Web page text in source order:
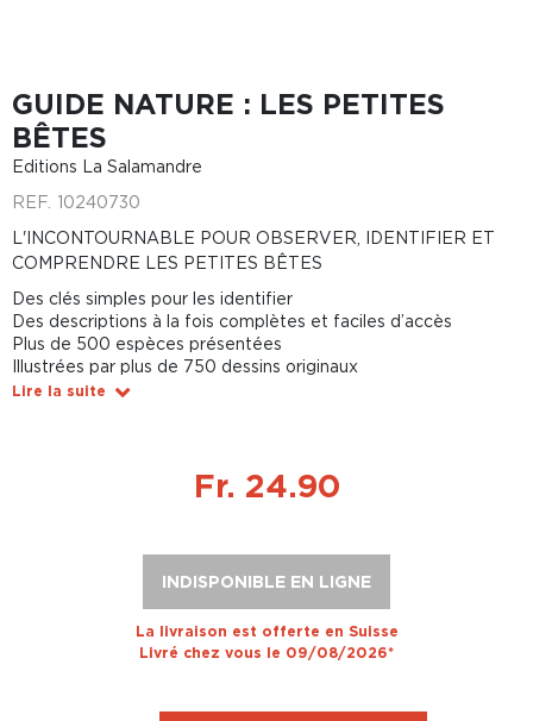
GUIDE NATURE : LES PETITES
BÊTES
Editions La Salamandre
REF. 10240730
L'INCONTOURNABLE POUR OBSERVER, IDENTIFIER ET
COMPRENDRE LES PETITES BÊTES
Des clés simples pour les identifier
Des descriptions à la fois complètes et faciles d’accès
Plus de 500 espèces présentées
Illustrées par plus de 750 dessins originaux
Lire la suite
Fr. 24.90
INDISPONIBLE EN LIGNE
La livraison est offerte en Suisse
Livré chez vous le 09/08/2026*